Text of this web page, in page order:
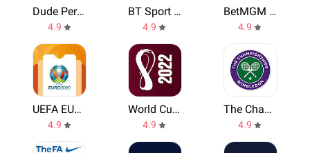
Dude Perfect
4.9
BT Sport Box Office
4.9
BetMGM Sports
4.9
UEFA EURO 2020 Mobile Tickets
4.9
World Cup Qatar 2022 LIVESCORE
4.9
The Championships, Wimbledon 2021
4.9